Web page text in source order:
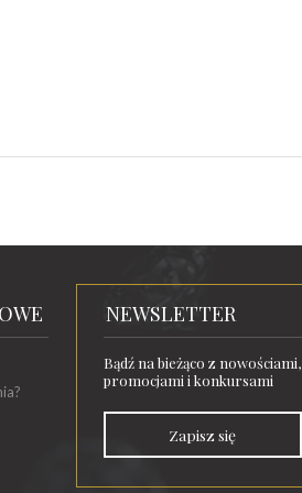
NEWSLETTER
Bądź na bieżąco z nowościami,
promocjami i konkursami
Zapisz się